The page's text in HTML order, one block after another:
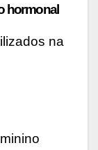
hormonal
na